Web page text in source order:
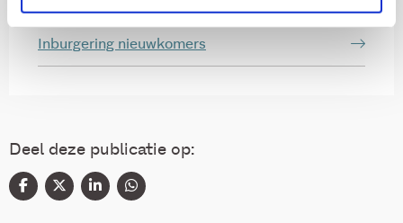
Inburgering nieuwkomers
Deel deze publicatie op: